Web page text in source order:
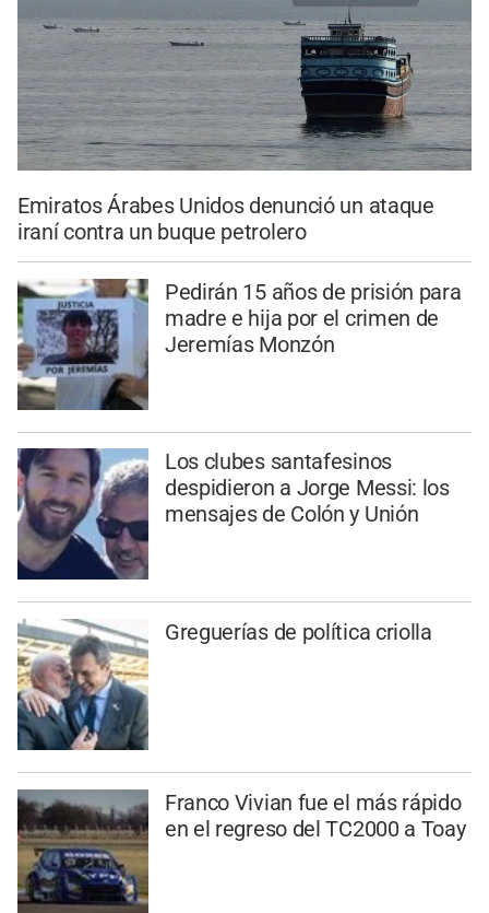
Emiratos Árabes Unidos denunció un ataque
iraní contra un buque petrolero
Pedirán 15 años de prisión para
madre e hija por el crimen de
Jeremías Monzón
Los clubes santafesinos
despidieron a Jorge Messi: los
mensajes de Colón y Unión
Greguerías de política criolla
Franco Vivian fue el más rápido
en el regreso del TC2000 a Toay